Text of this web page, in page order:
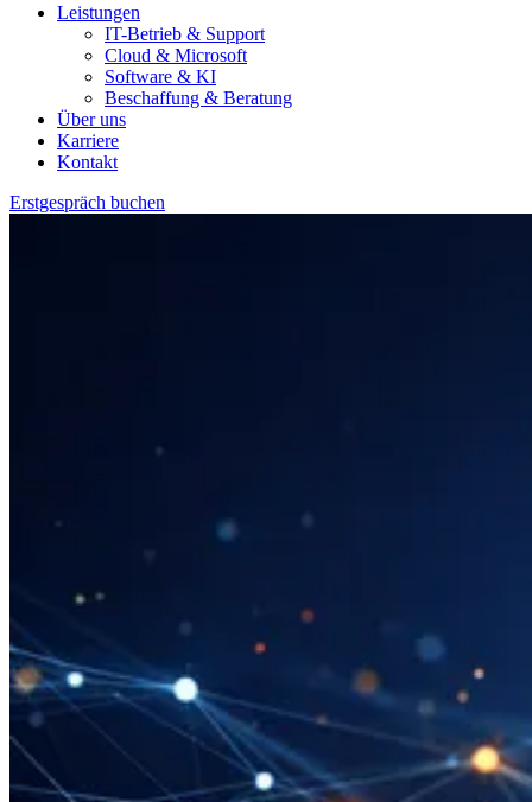
Leistungen
IT-Betrieb & Support
Cloud & Microsoft
Software & KI
Beschaffung & Beratung
Über uns
Karriere
Kontakt
Erstgespräch buchen